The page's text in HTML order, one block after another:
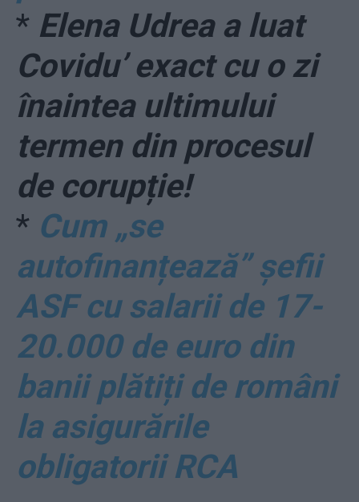
* Elena Udrea a luat
Covidu’ exact cu o zi
înaintea ultimului
termen din procesul
de corupție!
* Cum „se
autofinanțează” șefii
ASF cu salarii de 17-
20.000 de euro din
banii plătiți de români
la asigurările
obligatorii RCA